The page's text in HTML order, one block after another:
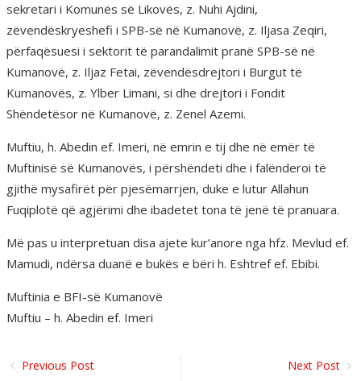
sekretari i Komunës së Likovës, z. Nuhi Ajdini,
zëvendëskryeshefi i SPB-së në Kumanovë, z. Iljasa Zeqiri,
përfaqësuesi i sektorit të parandalimit pranë SPB-së në
Kumanovë, z. Iljaz Fetai, zëvendësdrejtori i Burgut të
Kumanovës, z. Ylber Limani, si dhe drejtori i Fondit
Shëndetësor në Kumanovë, z. Zenel Azemi.
Muftiu, h. Abedin ef. Imeri, në emrin e tij dhe në emër të
Muftinisë së Kumanovës, i përshëndeti dhe i falënderoi të
gjithë mysafirët për pjesëmarrjen, duke e lutur Allahun
Fuqiplotë që agjërimi dhe ibadetet tona të jenë të pranuara.
Më pas u interpretuan disa ajete kur’anore nga hfz. Mevlud ef.
Mamudi, ndërsa duanë e bukës e bëri h. Eshtref ef. Ebibi.
Muftinia e BFI-së Kumanovë
Muftiu – h. Abedin ef. Imeri
Previous Post
Next Post